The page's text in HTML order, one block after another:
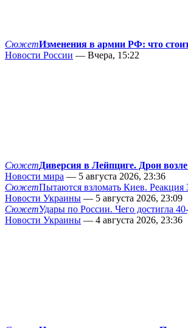
СюжетИзменения в армии РФ: что
Новости России — Вчера, 15:22
СюжетДиверсия в Лейпциге. Дрон
Новости мира — 5 августа 2026, 23:36
СюжетПытаются взломать Киев. Реакция
Новости Украины — 5 августа 2026, 23:09
СюжетУдары по России. Чего достигла
Новости Украины — 4 августа 2026, 23:36